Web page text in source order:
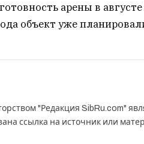
арены в
объект уже
"Редакция SibRu.com"
ссылка на источник или